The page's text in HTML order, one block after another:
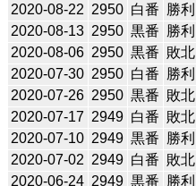
2020-08-22 2950 白番 勝利
2020-08-13 2950 黒番 勝利
2020-08-06 2950 黒番 敗北
2020-07-30 2950 白番 勝利
2020-07-26 2950 黒番 敗北
2020-07-17 2949 白番 敗北
2020-07-10 2949 黒番 勝利
2020-07-02 2949 白番 敗北
2020-06-24 2949 黒番 勝利